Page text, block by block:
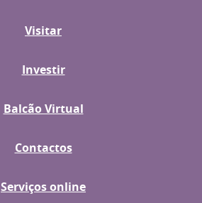
Visitar
Investir
Balcão Virtual
Contactos
Serviços online